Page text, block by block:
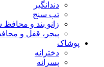
دندانگیر
تب‌ سنج
زانو بند و محافظ
پیجر، قفل و
پوشاک
دخترانه
پسرانه